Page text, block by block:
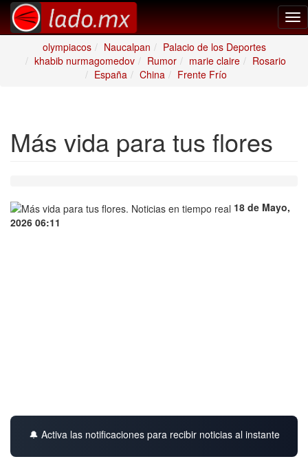
olympiacos
Naucalpan
Palacio de los Deportes
khabib nurmagomedov
Rumor marie claire
Rosario
España
China Frente Frío
Más vida para tus flores
18 de Mayo,
2026 06:11
🔔 Activa las notificaciones para recibir noticias al instante